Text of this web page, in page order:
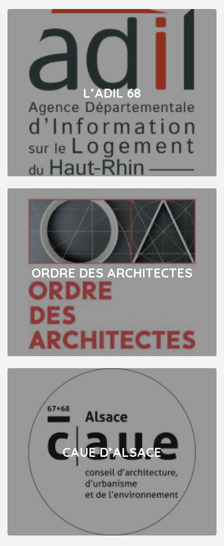
L’ADIL 68
ORDRE DES ARCHITECTES
CAUE D’ALSACE